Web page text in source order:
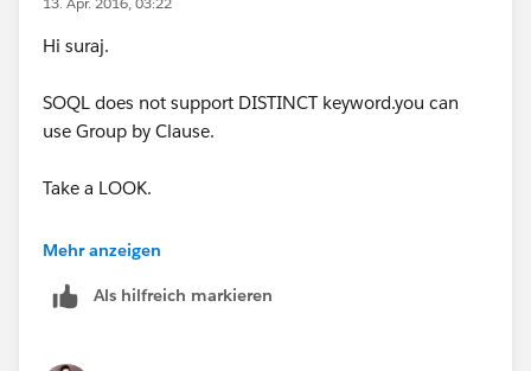
Hi suraj.
SOQL does not support DISTINCT keyword.you can
use Group by Clause.
Take a LOOK.
https://developer.salesforce.com/docs/atlas.en-
lect_groupby.htm
Mehr anzeigen
Als hilfreich markieren